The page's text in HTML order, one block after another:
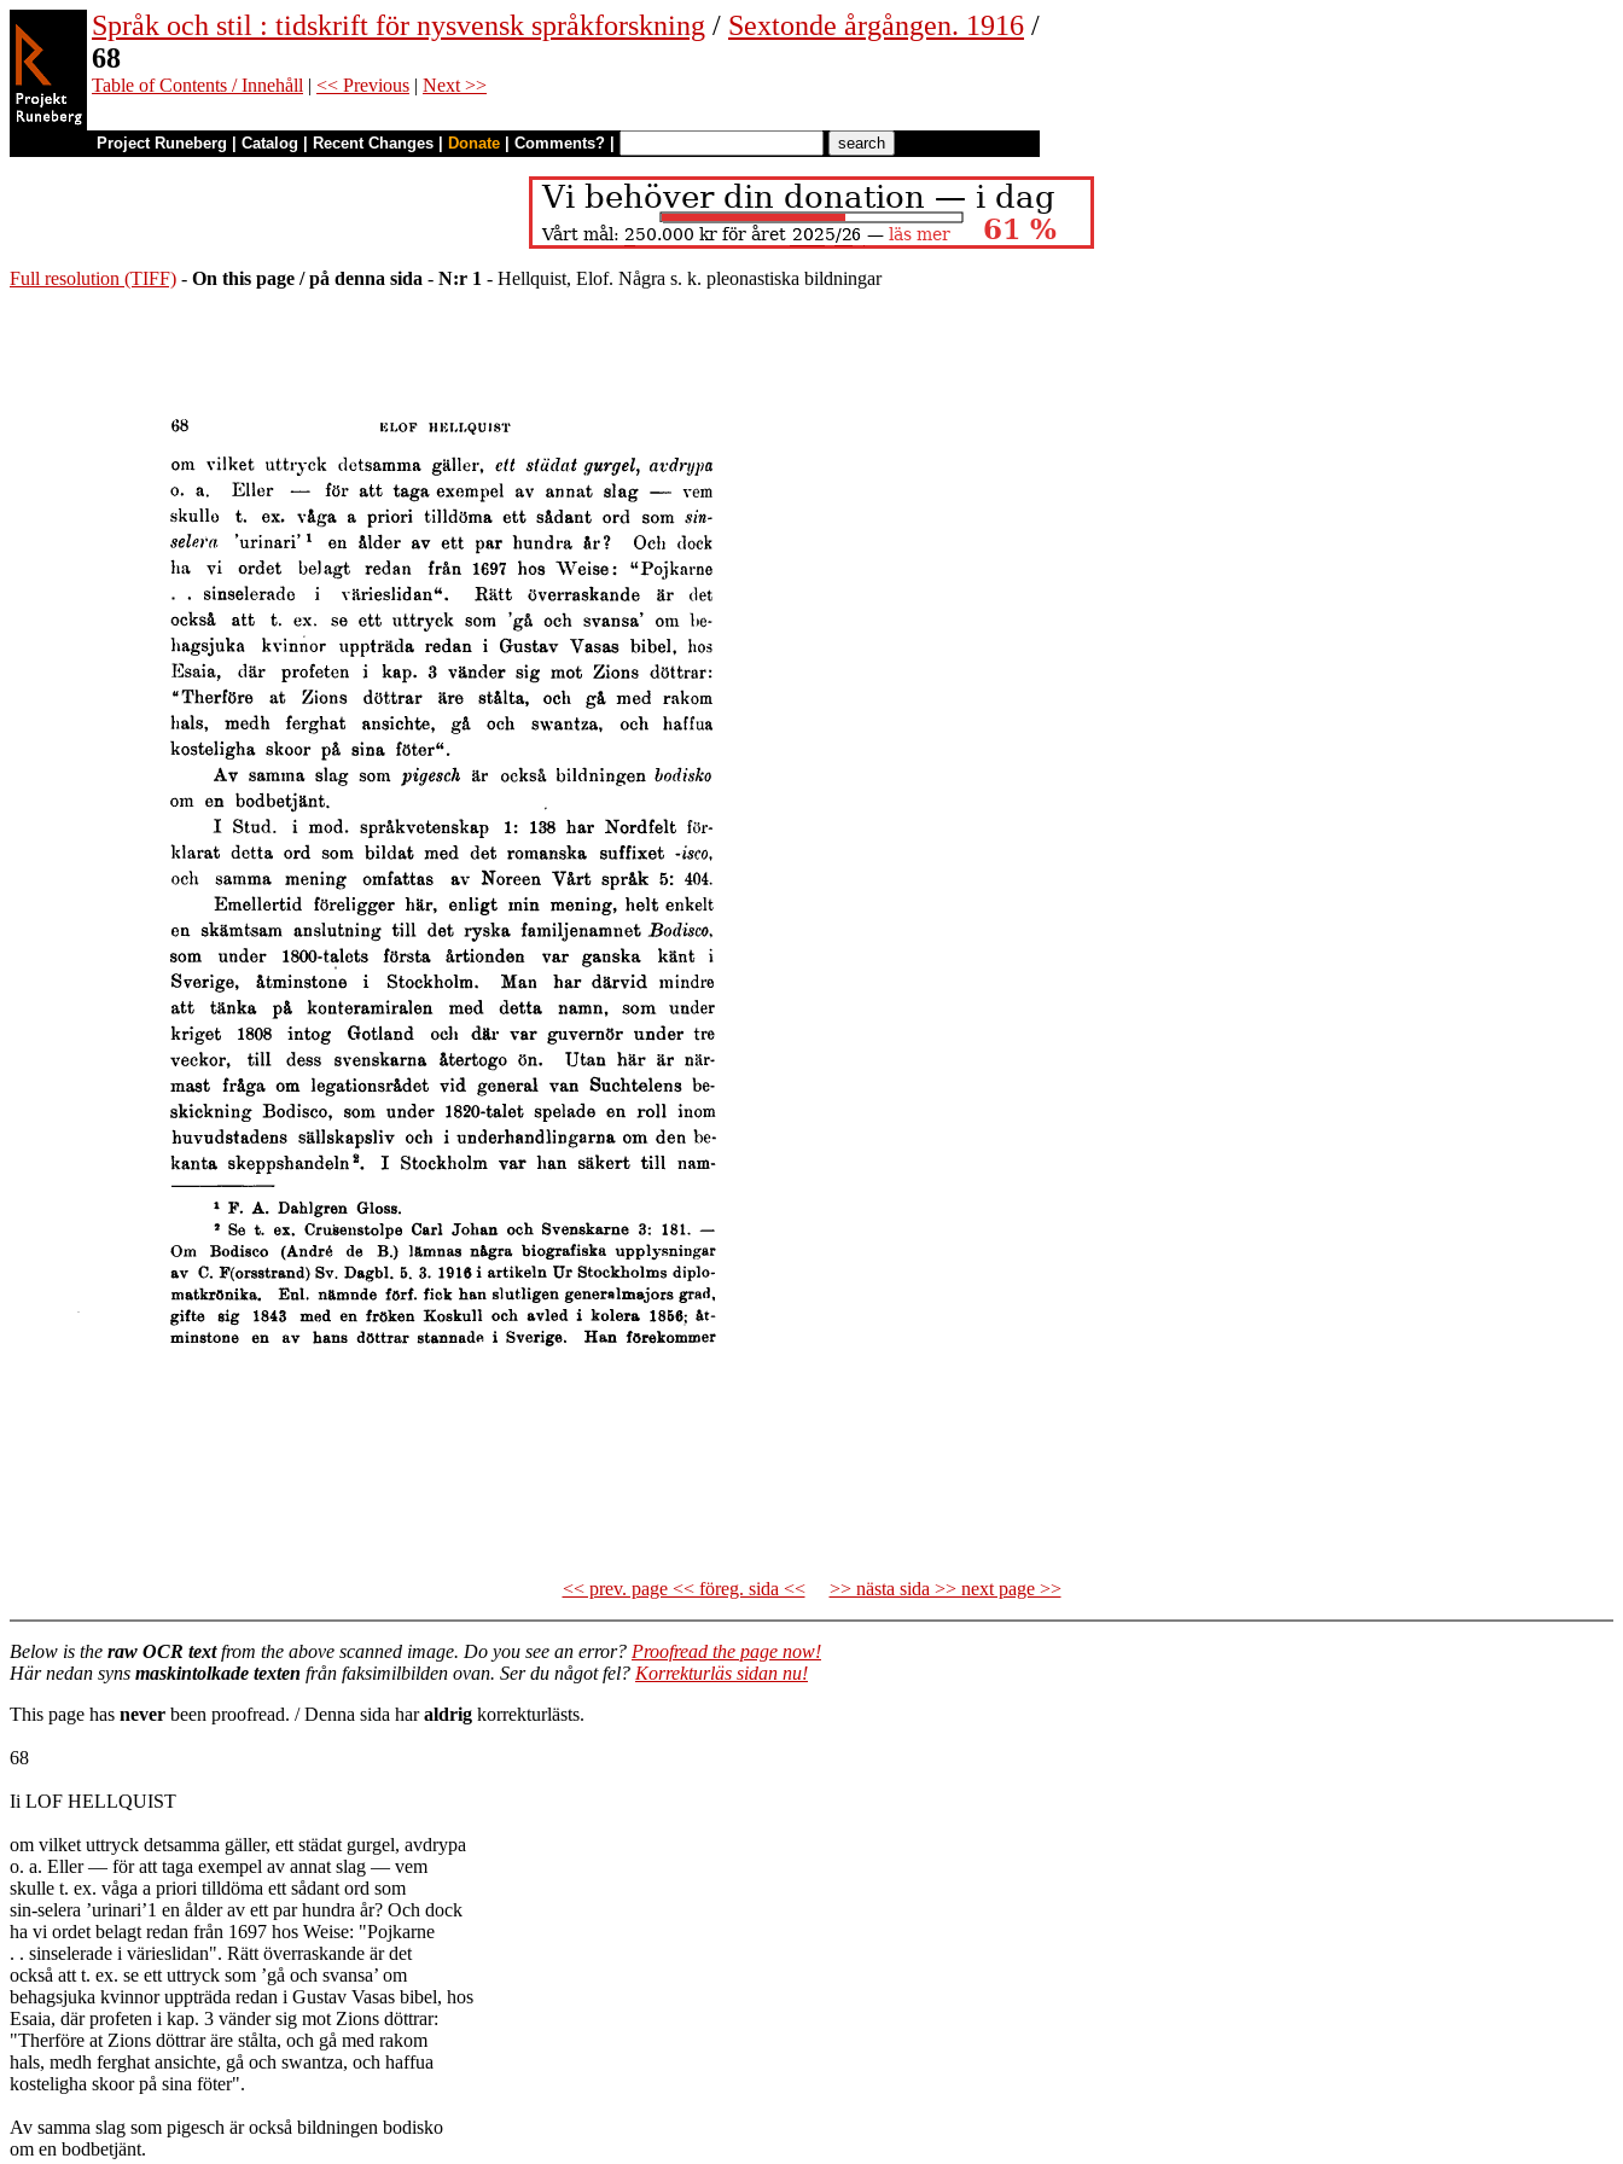
Språk och stil : tidskrift för nysvensk språkforskning / Sextonde årgången. 1916 /
68
Table of Contents / Innehåll | << Previous | Next >>
Project Runeberg Catalog Recent Changes Donate Comments?
Full resolution (TIFF) - On this page / på denna sida - N:r 1 - Hellquist, Elof. Några s. k. pleonastiska bildningar
<< prev. page << föreg. sida << >> nästa sida >> next page >>
Below is the raw OCR textfrom the above scanned image. Do you see an error? Proofread the page now!
Här nedan syns maskintolkade texten från faksimilbilden ovan. Ser du något fel? Korrekturläs sidan nu!
This page has never been proofread. / Denna sida haraldrig korrekturlästs.
68
Ii LOF HELLQUIST
om vilket uttryck detsamma gäller, ett städat gurgel, avdrypa
o. a. Eller — för att taga exempel av annat slag — vem
skulle t. ex. våga a priori tilldöma ett sådant ord som
sin-selera ’urinari’1 en ålder av ett par hundra år? Och dock
ha vi ordet belagt redan från 1697 hos Weise: "Pojkarne
. . sinselerade i värieslidan". Rätt överraskande är det
också att t. ex. se ett uttryck som ’gå och svansa’ om
behagsjuka kvinnor uppträda redan i Gustav Vasas bibel, hos
Esaia, där profeten i kap. 3 vänder sig mot Zions döttrar:
"Therföre at Zions döttrar äre stålta, och gå med rakom
hals, medh ferghat ansichte, gå och swantza, och haffua
kosteligha skoor på sina föter".
Av samma slag som pigesch är också bildningen bodisko
om en bodbetjänt.